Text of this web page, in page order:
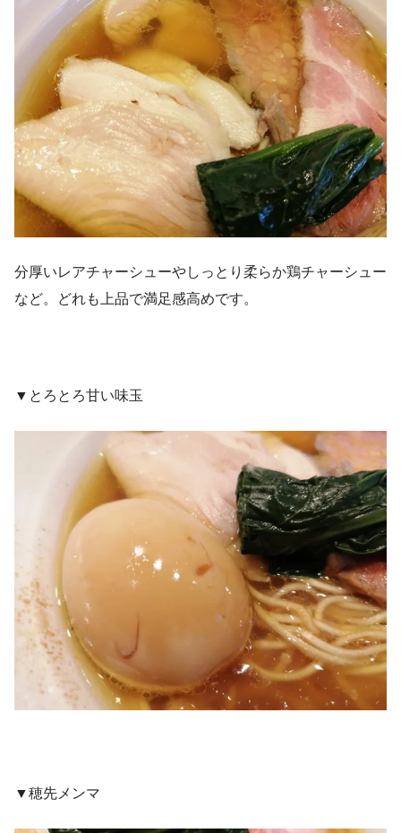
分厚いレアチャーシューやしっとり柔らか鶏チャーシュー
など。どれも上品で満足感高めです。
▼とろとろ甘い味玉
▼穂先メンマ